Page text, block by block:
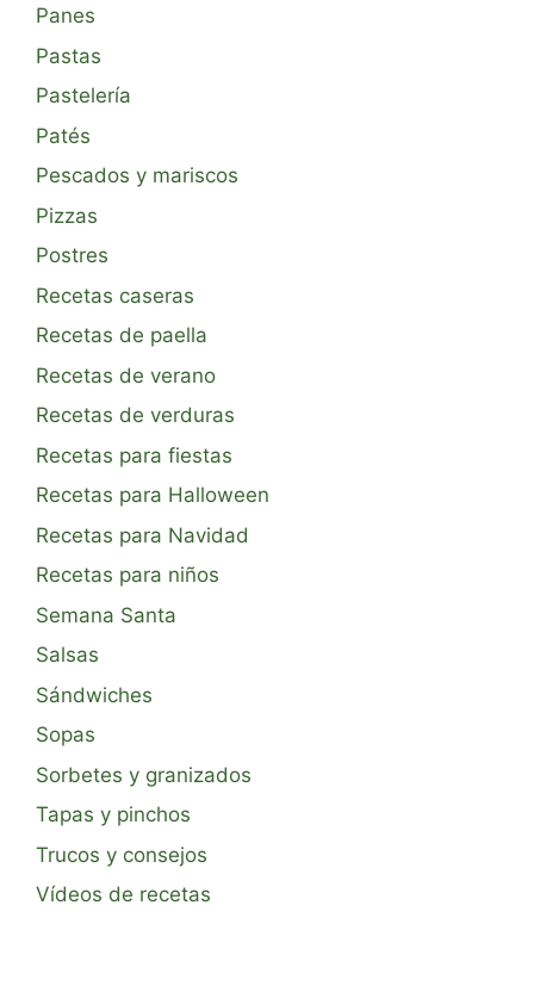
Panes
Pastas
Pastelería
Patés
Pescados y mariscos
Pizzas
Postres
Recetas caseras
Recetas de paella
Recetas de verano
Recetas de verduras
Recetas para fiestas
Recetas para Halloween
Recetas para Navidad
Recetas para niños
Semana Santa
Salsas
Sándwiches
Sopas
Sorbetes y granizados
Tapas y pinchos
Trucos y consejos
Vídeos de recetas